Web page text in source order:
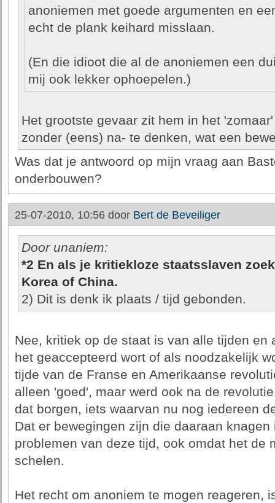
anoniemen met goede argumenten en
echt de plank keihard misslaan.
(En die idioot die al de anoniemen een
mij ook lekker ophoepelen.)
Het grootste gevaar zit hem in het
zonder (eens) na- te denken, wat een
Was dat je antwoord op mijn vraag aan
onderbouwen?
25-07-2010, 10:56 door Bert de Beveiliger
Door unaniem:
*2 En als je kritiekloze staatsslaven
Korea of China.
2) Dit is denk ik plaats / tijd gebonden.
Nee, kritiek op de staat is van alle tijden en
het geaccepteerd wort of als noodzakelijk
tijde van de Franse en Amerikaanse
alleen 'goed', maar werd ook na de
dat borgen, iets waarvan nu nog iedereen
Dat er bewegingen zijn die daaraan
problemen van deze tijd, ook omdat het de
schelen.
Het recht om anoniem te mogen reageren,